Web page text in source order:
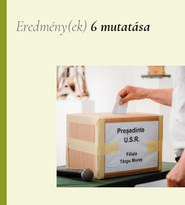
Eredmény(ek)6 mutatása